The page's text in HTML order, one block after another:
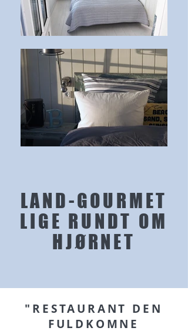
LAND-GOURMET
LIGE RUNDT OM
HJØRNET
"RESTAURANT DEN
FULDKOMNE